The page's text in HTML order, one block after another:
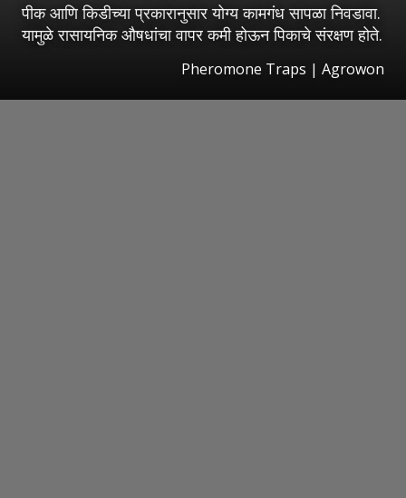
पीक आणि किडीच्या प्रकारानुसार योग्य कामगंध सापळा निवडावा.
यामुळे रासायनिक औषधांचा वापर कमी होऊन पिकाचे संरक्षण होते.
Pheromone Traps | Agrowon